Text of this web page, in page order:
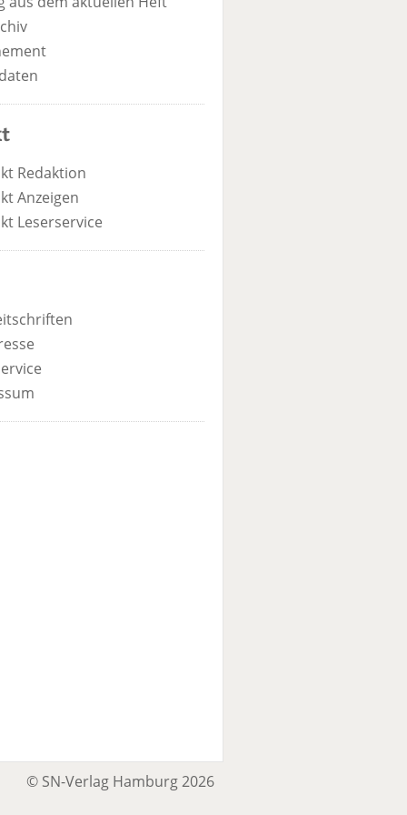
Redaktion
Anzeigen
Leserservice
© SN-Verlag Hamburg 2026